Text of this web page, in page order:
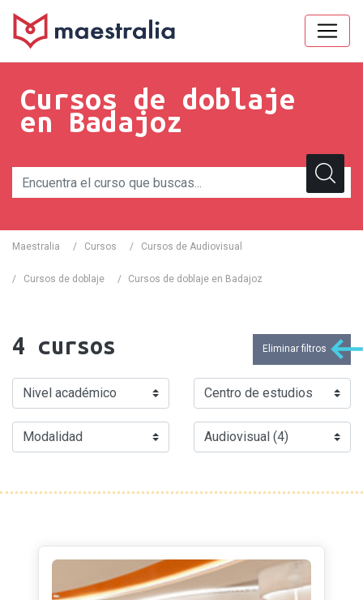
Cursos de doblaje
en Badajoz
Maestralia / Cursos / Cursos de Audiovisual
/ Cursos de doblaje / Cursos de doblaje en Badajoz
4 cursos Eliminar filtros